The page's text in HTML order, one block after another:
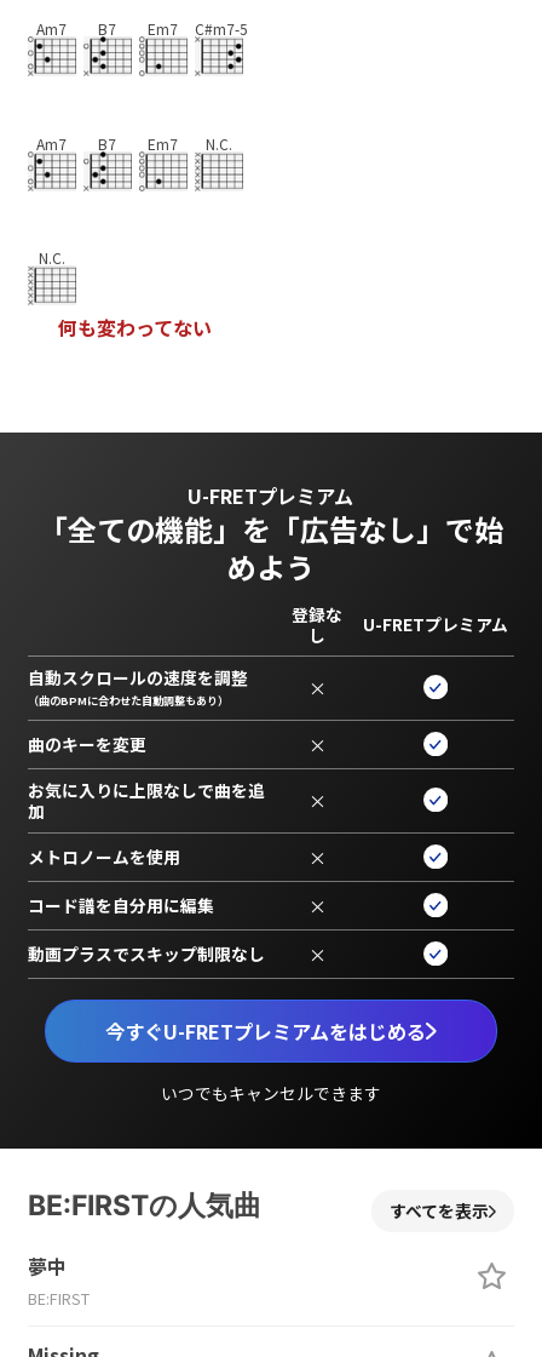
Am7 B7 Em7 C#m7-5
Am7 B7 Em7 N.C.
N.C.
何も変わってない
U-FRETプレミアム
「全ての機能」を 「広告なし」で始
めよう
今すぐU-FRETプレミアムをはじめる
いつでもキャンセルできます
登録な
し
U-FRETプレミアム
自動スクロールの速度を調整
（曲のBPMに合わせた自動調整もあり） ×
曲のキーを変更 ×
お気に入りに上限なしで曲を追
加
×
メトロノームを使用 ×
コード譜を自分用に編集 ×
動画プラスでスキップ制限なし ×
BE:FIRSTの人気曲 すべてを表示
夢中
BE:FIRST